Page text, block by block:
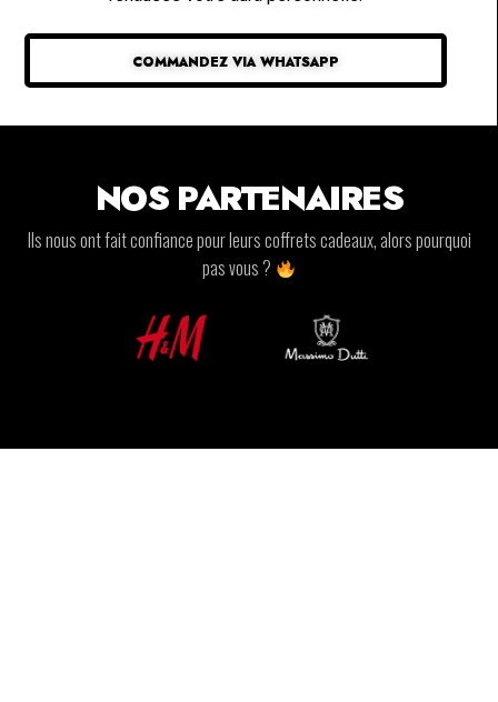
COMMANDEZ VIA WHATSAPP
NOS PARTENAIRES
Ils nous ont fait confiance pour leurs coffrets cadeaux, alors pourquoi
pas vous ?